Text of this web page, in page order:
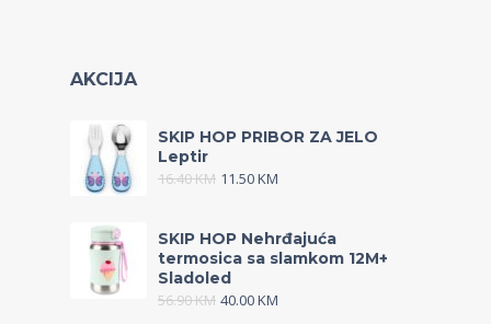
AKCIJA
SKIP HOP PRIBOR ZA JELO
Leptir
16.40KM 11.50KM
SKIP HOP Nehrđajuća
termosica sa slamkom 12M+
Sladoled
56.90KM 40.00KM